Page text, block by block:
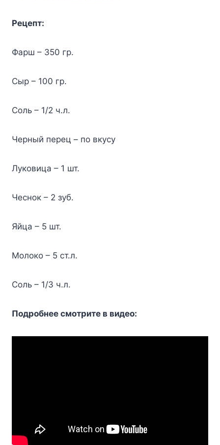
Рецепт:
Фарш – 350 гр.
Сыр – 100 гр.
Соль – 1/2 ч.л.
Черный перец – по вкусу
Луковица – 1 шт.
Чеснок – 2 зуб.
Яйца – 5 шт.
Молоко – 5 ст.л.
Соль – 1/3 ч.л.
Подробнее смотрите в видео: